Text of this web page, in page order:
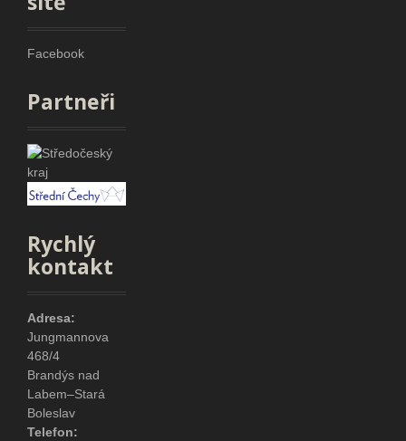
Facebook
Partneři
Rychlý
kontakt
Adresa:
Jungmannova
468/4
Brandýs nad
Labem–Stará
Boleslav
Telefon: